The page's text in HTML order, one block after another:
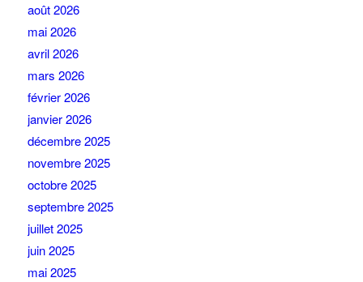
août 2026
mai 2026
avril 2026
mars 2026
février 2026
janvier 2026
décembre 2025
novembre 2025
octobre 2025
septembre 2025
juillet 2025
juin 2025
mai 2025